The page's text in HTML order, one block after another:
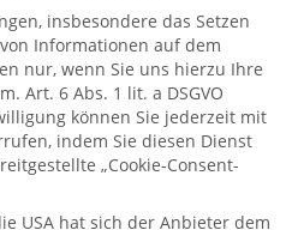
insbesondere das Setzen
Informationen auf dem
nur, wenn Sie uns hierzu Ihre
Art. 6 Abs. 1 lit. a DSGVO
können Sie jederzeit mit
indem Sie diesen Dienst
„Cookie-Consent-
USA hat sich der Anbieter dem